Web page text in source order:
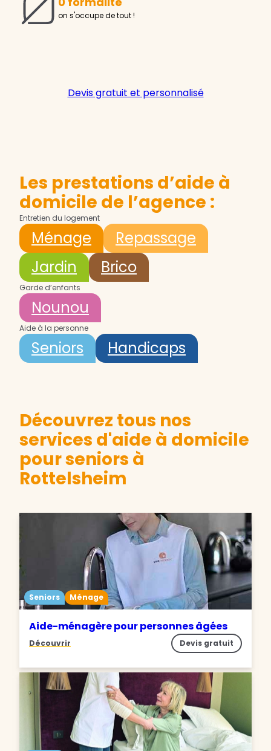
on s'occupe de tout !
Devis gratuit et personnalisé
Les prestations d’aide à
domicile de l’agence :
Entretien du logement
Ménage
Repassage
Jardin
Brico
Garde d’enfants
Nounou
Aide à la personne
Seniors Handicaps
Découvrez tous nos
services d'aide à domicile
pour seniors à
Rottelsheim
Seniors Ménage
Aide-ménagère pour personnes âgées
Découvrir Devis gratuit